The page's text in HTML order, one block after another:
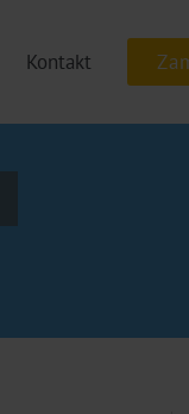
Kontakt